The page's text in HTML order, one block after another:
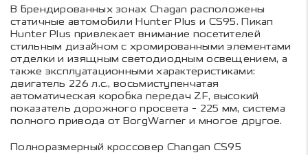
В брендированных зонах Chagan расположены
статичные автомобили Hunter Plus и CS95. Пикап
Hunter Plus привлекает внимание посетителей
стильным дизайном с хромированными элементами
отделки и изящным светодиодным освещением, а
также эксплуатационными характеристиками:
двигатель 226 л.с., восьмиступенчатая
автоматическая коробка передач ZF, высокий
показатель дорожного просвета - 225 мм, система
полного привода от BorgWarner и многое другое.
Полноразмерный кроссовер Changan CS95